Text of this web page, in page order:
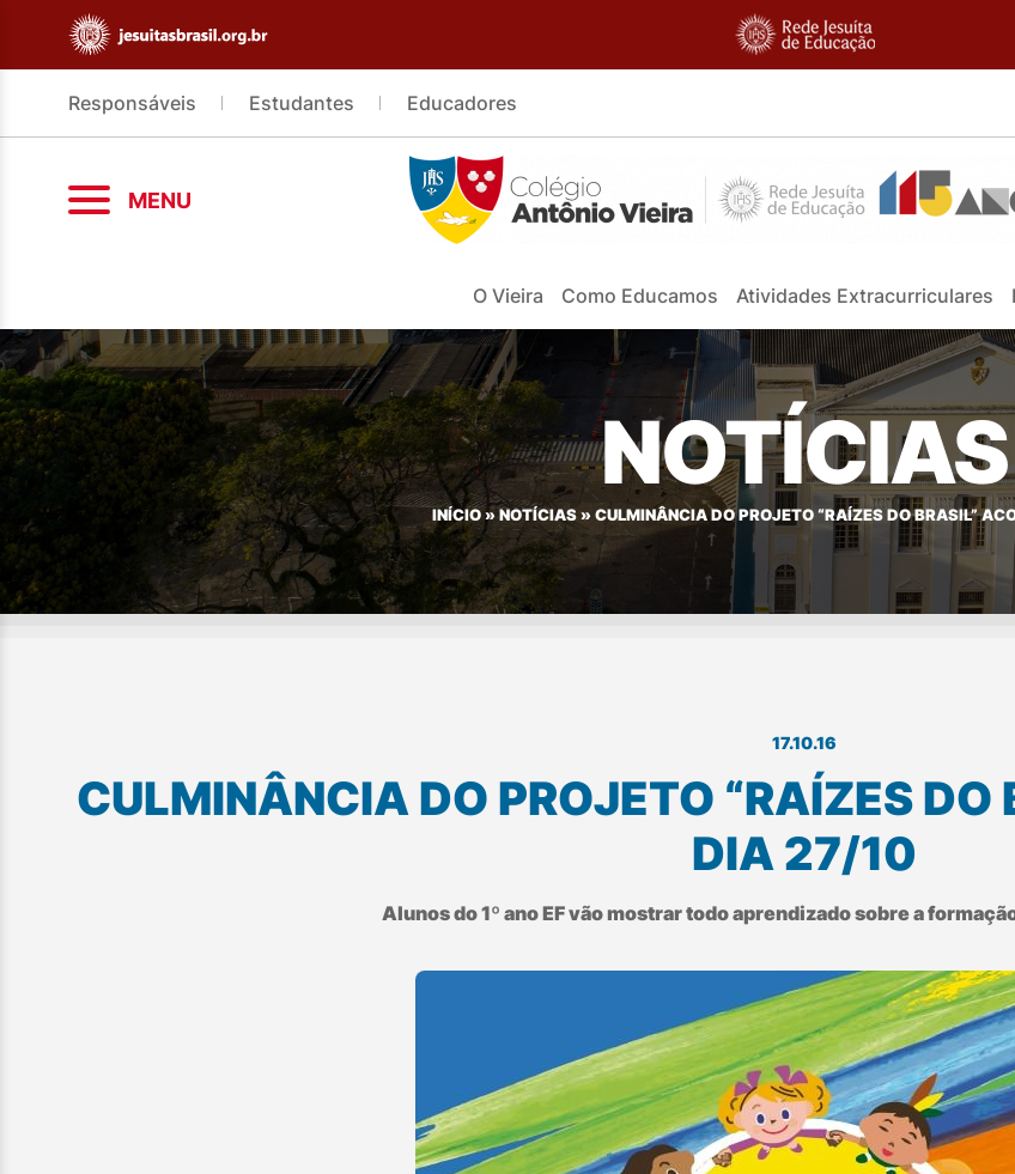
Responsáveis Estudantes Educadores
MENU
O Vieira Como Educamos Atividades Extracurriculares
NOTÍCIAS
INÍCIO » NOTÍCIAS » CULMINÂNCIA DO PROJETO “RAÍZES DO BRASIL”
17.10.16
CULMINÂNCIA DO PROJETO “RAÍZES DO
DIA 27/10
Alunos do 1º ano EF vão mostrar todo aprendizado sobre a